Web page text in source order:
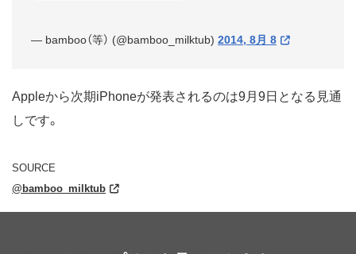
— bamboo（等） (@bamboo_milktub) 2014, 8月 8
Appleから次期iPhoneが発表されるのは9月9日となる見通
しです。
SOURCE
@bamboo_milktub